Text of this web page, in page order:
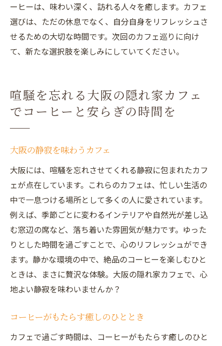
ーヒーは、味わい深く、訪れる人々を癒します。カフェ
選びは、ただの休息でなく、自分自身をリフレッシュさ
せるための大切な時間です。次回のカフェ巡りに向け
て、新たな選択肢を楽しみにしていてください。
喧騒を忘れる大阪の隠れ家カフェ
でコーヒーと安らぎの時間を
大阪の静寂を味わうカフェ
大阪には、喧騒を忘れさせてくれる静寂に包まれたカフ
ェが点在しています。これらのカフェは、忙しい生活の
中で一息つける場所として多くの人に愛されています。
例えば、季節ごとに変わるインテリアや自然光が差し込
む窓辺の席など、落ち着いた雰囲気が魅力です。ゆった
りとした時間を過ごすことで、心のリフレッシュができ
ます。静かな環境の中で、絶品のコーヒーを楽しむひと
ときは、まさに贅沢な体験。大阪の隠れ家カフェで、心
地よい静寂を味わいませんか？
コーヒーがもたらす癒しのひととき
カフェで過ごす時間は、コーヒーがもたらす癒しのひと